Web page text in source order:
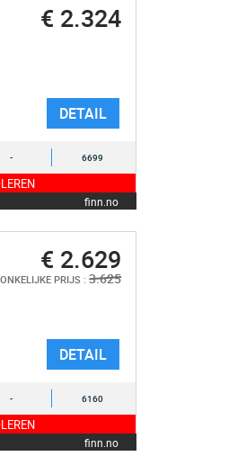
€ 2.324
DETAIL
- 6699
finn.no
€ 2.629
PRIJS : 3.625
DETAIL
- 6160
finn.no